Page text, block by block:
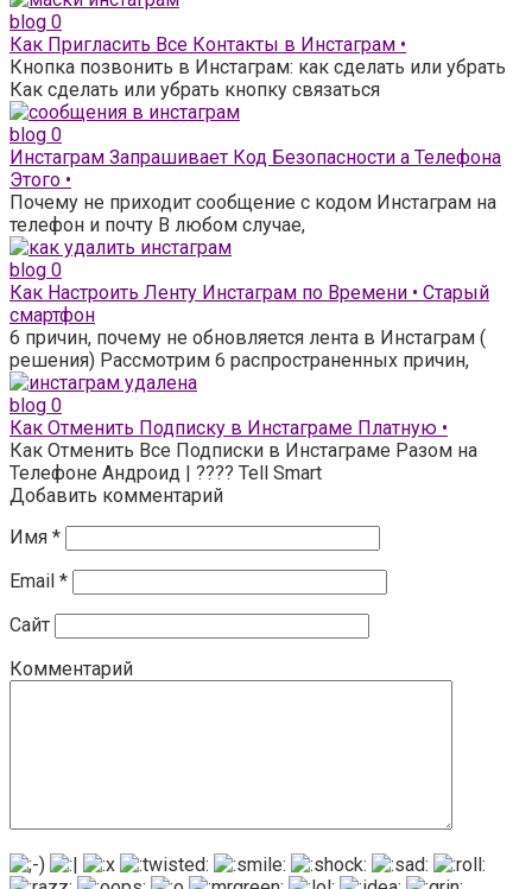
blog 0
Как Пригласить Все Контакты в Инстаграм •
Кнопка позвонить в Инстаграм: как сделать или убрать
Как сделать или убрать кнопку связаться
blog 0
Инстаграм Запрашивает Код Безопасности а Телефона
Этого •
Почему не приходит сообщение с кодом Инстаграм на
телефон и почту В любом случае,
blog 0
Как Настроить Ленту Инстаграм по Времени • Старый
смартфон
6 причин, почему не обновляется лента в Инстаграм (
решения) Рассмотрим 6 распространенных причин,
blog 0
Как Отменить Подписку в Инстаграме Платную •
Как Отменить Все Подписки в Инстаграме Разом на
Телефоне Андроид | ???? Tell Smart
Добавить комментарий
Имя *
Email *
Сайт
Комментарий